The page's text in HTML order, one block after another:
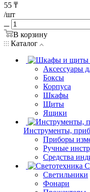
55 ₸
/шт
В корзину
Каталог
Аксессуары
Боксы
Корпуса
Шкафы
Щиты
Ящики
Инструменты,
Приборы
Ручные
Средства
Светильники
Фонари